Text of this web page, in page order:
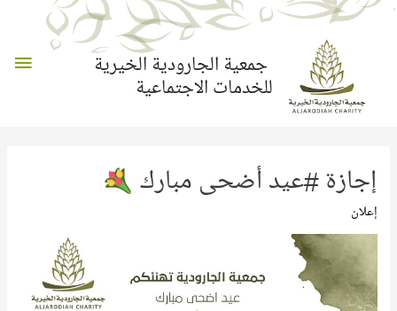
جمعية الجارودية الخيرية
للخدمات الاجتماعية
إجازة #عيد أضحى مبارك
إعلان